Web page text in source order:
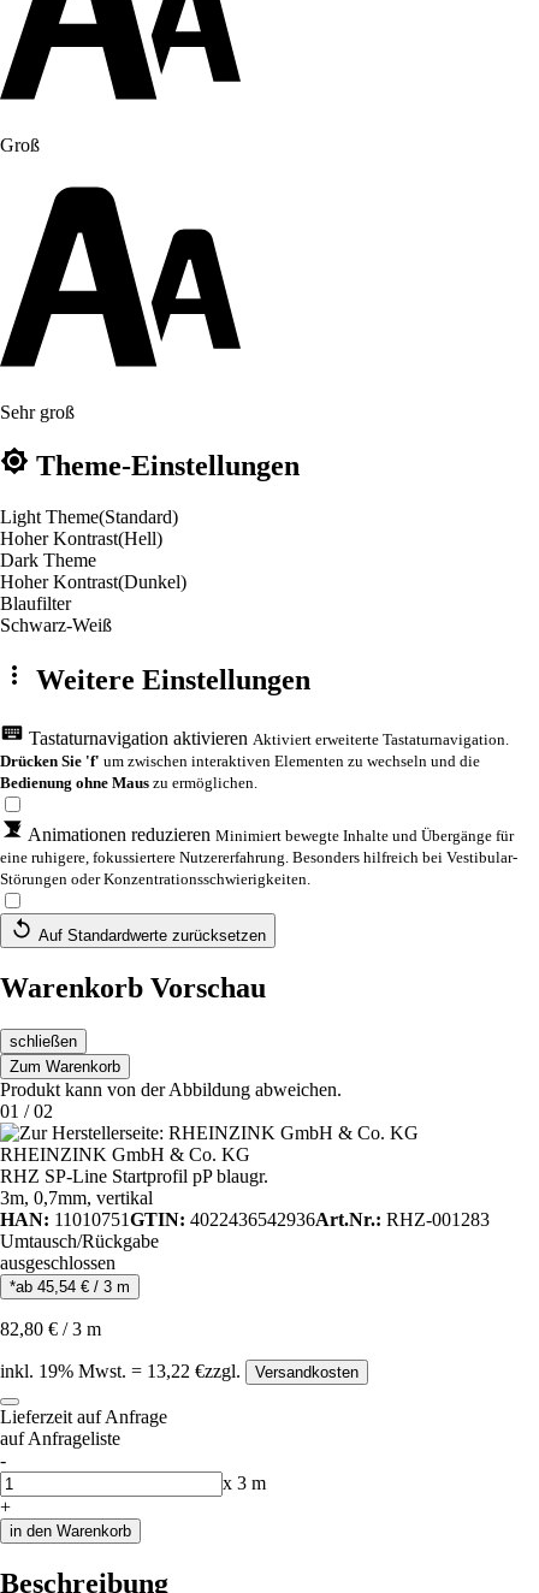
Groß
Sehr groß
Theme-Einstellungen
Light Theme(Standard)
Hoher Kontrast(Hell)
Dark Theme
Hoher Kontrast(Dunkel)
Blaufilter
Schwarz-Weiß
Weitere Einstellungen
Tastaturnavigation aktivieren Aktiviert erweiterte Tastaturnavigation.
Drücken Sie 'f' um zwischen interaktiven Elementen zu wechseln und die
Bedienung ohne Maus zu ermöglichen.
Animationen reduzieren Minimiert bewegte Inhalte und Übergänge für
eine ruhigere, fokussiertere Nutzererfahrung. Besonders hilfreich bei Vestibular-
Störungen oder Konzentrationsschwierigkeiten.
Auf Standardwerte zurücksetzen
Warenkorb Vorschau
schließen
Zum Warenkorb
Produkt kann von der Abbildung abweichen.
01 /02
RHEINZINK GmbH & Co. KG
RHZ SP-Line Startprofil pP blaugr.
3m, 0,7mm, vertikal
HAN: 11010751GTIN: 4022436542936Art.Nr.: RHZ-001283
Umtausch/Rückgabe
ausgeschlossen
*ab 45,54 € / 3 m
82,80 € /3 m
inkl. 19% Mwst. = 13,22 €zzgl. Versandkosten
Lieferzeit auf Anfrage
auf Anfrageliste
-
Anzahl
x 3 m
+
in den Warenkorb
Beschreibung